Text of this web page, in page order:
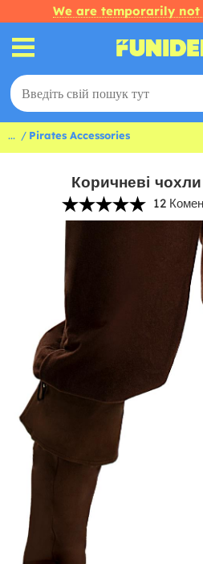
We are temporarily not
... Pirates Accessories
Коричневі
12